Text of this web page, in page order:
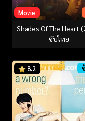
Movie
Shades Of The Heart
ซับไทย
8.2